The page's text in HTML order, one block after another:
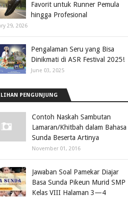
Favorit untuk Runner Pemula
hingga Profesional
29, 2026
Pengalaman Seru yang Bisa
Dinikmati di ASR Festival 2025!
June 03, 2025
PENGUNJUNG
Contoh Naskah Sambutan
Lamaran/Khitbah dalam Bahasa
Sunda Beserta Artinya
November 01, 2016
Jawaban Soal Pamekar Diajar
Basa Sunda Pikeun Murid SMP
Kelas VIII Halaman 3—4